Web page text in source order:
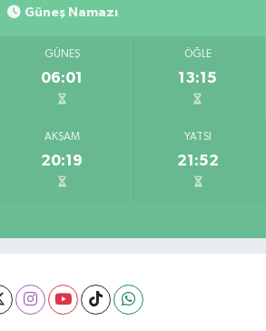
Güneş Namazı
GÜNEŞ
06:01
ÖĞLE
13:15
AKŞAM
20:19
YATSI
21:52